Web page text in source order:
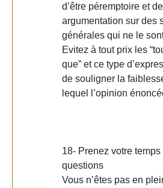
d’être péremptoire et
argumentation sur des
générales qui ne le
Evitez à tout prix les
que” et ce type
de souligner la
lequel l’opinion
18- Prenez votre
questions
Vous n’êtes pas en